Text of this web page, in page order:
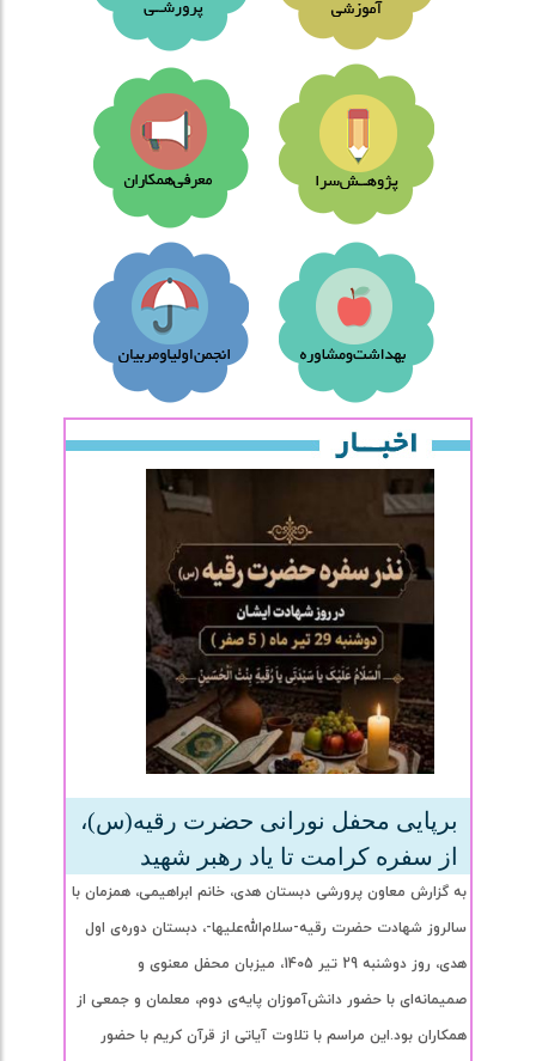
برپایی محفل نورانی حضرت رقیه(س)،
از سفره کرامت تا یاد رهبر شهید
به گزارش معاون پرورشی دبستان هدی، خانم ابراهیمی، همزمان با
سالروز شهادت حضرت رقیه-سلام‌الله‌علیها-، دبستان دوره‌ی اول
هدی، روز دوشنبه 29 تیر 1405، میزبان محفل معنوی و
صمیمانه‌ای با حضور دانش‌آموزان پایه‌ی دوم، معلمان و جمعی از
همکاران بود.این مراسم با تلاوت آیاتی از قرآن کریم با حضور